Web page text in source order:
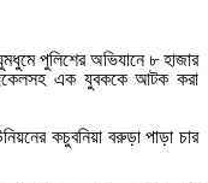
পুলিশের অভিযানে ৮ হাজার
এক যুবককে আটক করা
কচুবনিয়া বরুড়া পাড়া চার